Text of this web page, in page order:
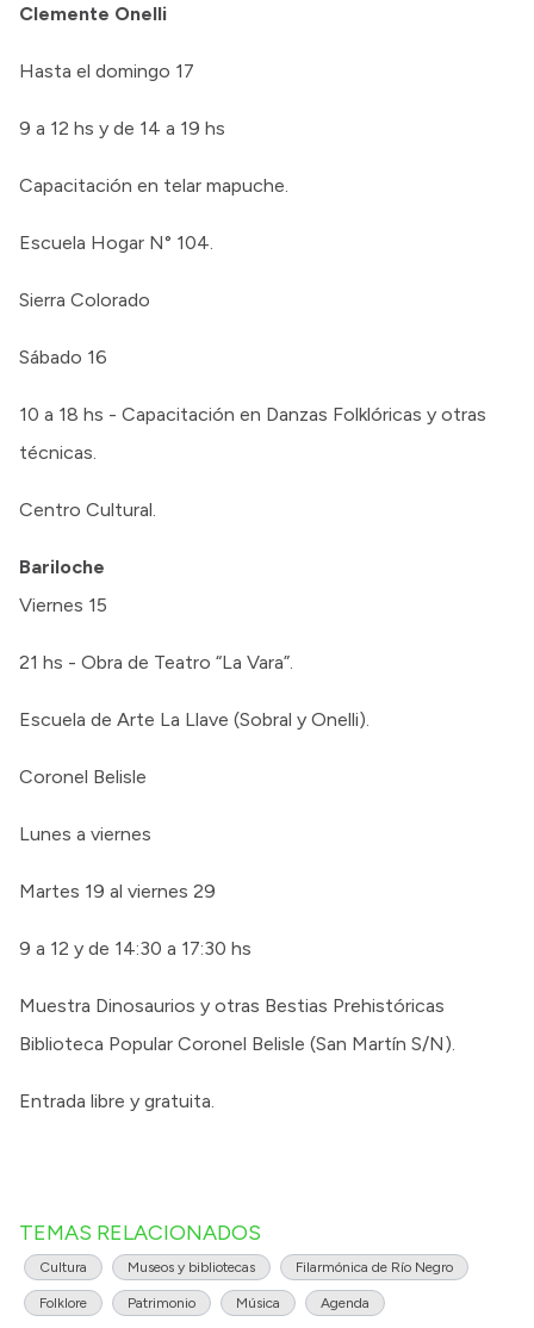
Clemente Onelli
Hasta el domingo 17
9 a 12 hs y de 14 a 19 hs
Capacitación en telar mapuche.
Escuela Hogar N° 104.
Sierra Colorado
Sábado 16
10 a 18 hs - Capacitación en Danzas Folklóricas y otras
técnicas.
Centro Cultural.
Bariloche
Viernes 15
21 hs - Obra de Teatro “La Vara”.
Escuela de Arte La Llave (Sobral y Onelli).
Coronel Belisle
Lunes a viernes
Martes 19 al viernes 29
9 a 12 y de 14:30 a 17:30 hs
Muestra Dinosaurios y otras Bestias Prehistóricas
Biblioteca Popular Coronel Belisle (San Martín S/N).
Entrada libre y gratuita.
TEMAS RELACIONADOS
Cultura Museos y bibliotecas Filarmónica de Río Negro
Folklore Patrimonio Música Agenda